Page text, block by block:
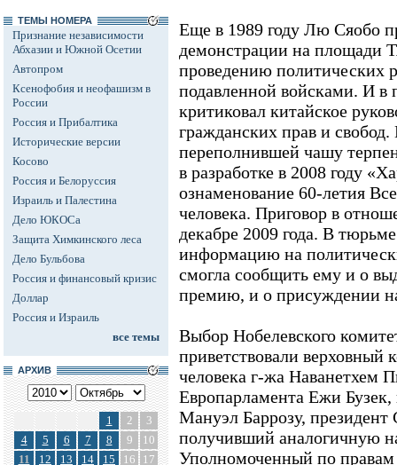
ТЕМЫ НОМЕРА
Признание независимости
Абхазии и Южной Осетии
Автопром
Ксенофобия и неофашизм в
России
Россия и Прибалтика
Исторические версии
Косово
Россия и Белоруссия
Израиль и Палестина
Дело ЮКОСа
Защита Химкинского леса
Дело Бульбова
Россия и финансовый кризис
Доллар
Россия и Израиль
все темы
АРХИВ
1 2
3
4
5 6 7 8 9
10
11
12 13 14 15 16
17
Еще в 1989 году Лю Сяобо
демонстрации на площади
проведению политических
подавленной войсками. И
критиковал китайское
гражданских прав и
переполнившей чашу
в разработке в 2008 году
ознаменование 60-летия
человека. Приговор в
декабре 2009 года. В
информацию на
смогла сообщить ему и о
премию, и о присуждении
Выбор Нобелевского
приветствовали
человека г-жа Наванетхем
Европарламента Ежи
Мануэл Баррозу,
получивший аналогичную
Уполномоченный по